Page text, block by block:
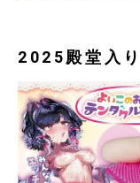
2025殿堂入り